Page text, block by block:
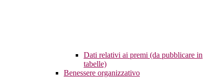
Dati relativi ai premi (da pubblicare in
tabelle)
Benessere organizzativo